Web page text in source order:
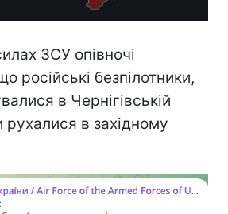
ЗСУ опівночі
російські безпілотники,
в Чернігівській
рухалися в західному